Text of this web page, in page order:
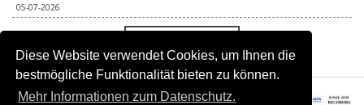
Diese Website verwendet Cookies, um Ihnen die
bestmögliche Funktionalität bieten zu können.
Mehr Informationen zum Datenschutz.
05-07-2026